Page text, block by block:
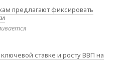
предлагают фиксировать
ставке и росту ВВП на